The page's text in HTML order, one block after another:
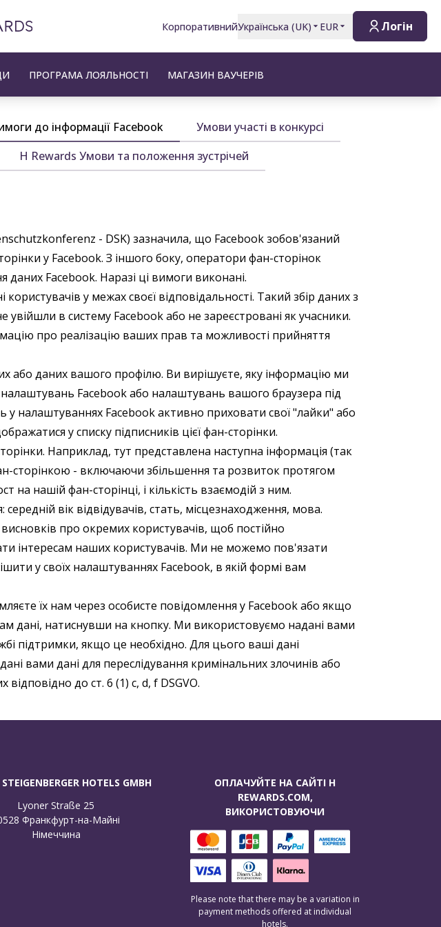
КорпоративнийУкраїнська (UK) EUR Логін
ПРОГРАМА ЛОЯЛЬНОСТІ МАГАЗИН ВАУЧЕРІВ
до інформації Facebook
Умови участі в конкурсі
H Rewards Умови та положення зустрічей
- DSK) зазначила, що Facebook зобов'язаний
у Facebook. З іншого боку, оператори фан-сторінок
Facebook. Наразі ці вимоги виконані.
у межах своєї відповідальності. Такий збір даних з
увійшли в систему Facebook або не зареєстровані як учасники.
про реалізацію ваших прав та можливості прийняття
або даних вашого профілю. Ви вирішуєте, яку інформацію ми
Facebook або налаштувань вашого браузера під
у налаштуваннях Facebook активно приховати свої "лайки" або
у списку підписників цієї фан-сторінки.
Наприклад, тут представлена наступна інформація (так
сторінкою - включаючи збільшення та розвиток протягом
на нашій фан-сторінці, і кількість взаємодій з ним.
вік відвідувачів, стать, місцезнаходження, мова.
про окремих користувачів, щоб постійно
інтересам наших користувачів. Ми не можемо пов'язати
у своїх налаштуваннях Facebook, в якій формі вам
їх нам через особисте повідомлення у Facebook або якщо
дані, натиснувши на кнопку. Ми використовуємо надані вами
підтримки, якщо це необхідно. Для цього ваші дані
вами дані для переслідування кримінальних злочинів або
відповідно до ст. 6 (1) c, d, f DSGVO.
STEIGENBERGER HOTELS GMBH
Lyoner Straße 25
Франкфурт-на-Майні
Німеччина
ОПЛАЧУЙТЕ НА САЙТІ H
REWARDS.COM,
ВИКОРИСТОВУЮЧИ
Please note that there may be a variation in
payment methods offered at individual
hotels.